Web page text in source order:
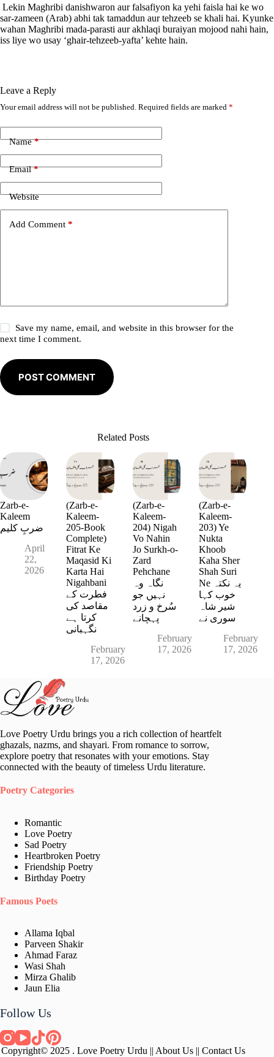
Lekin Maghribi danishwaron aur falsafiyon ka yehi faisla hai ke wo
sar-zameen (Arab) abhi tak tamaddun aur tehzeeb se khali hai. Kyunke
wahan Maghribi mada-parasti aur akhlaqi buraiyan mojood nahi hain,
iss liye wo usay ‘ghair-tehzeeb-yafta’ kehte hain.
Leave a Reply
Your email address will not be published. Required fields are marked *
Name*
Email*
Website
Add Comment *
Save my name, email, and website in this browser for the
next time I comment.
POST COMMENT
A
t
e
t
i
Related Posts
Zarb-e-
Kaleem
ضربِ کلیم
April
22,
2026
(Zarb-e-
Kaleem-
205-Book
Complete)
Fitrat Ke
Maqasid Ki
Karta Hai
Nigahbani
فطرت کے
مقاصد کی
کرتا ہے
نگہبانی
February
17, 2026
(Zarb-e-
Kaleem-
204) Nigah
Vo Nahin
Jo Surkh-o-
Zard
Pehchane
نگاہ وہ
نہیں جو
سُرخ و زرد
پہچانے
February
17, 2026
(Zarb-e-
Kaleem-
203) Ye
Nukta
Khoob
Kaha Sher
Shah Suri
Ne یہ نکتہ
خوب کہا
شیر شاہ
سوری نے
February
17, 2026
Love Poetry Urdu brings you a rich collection of heartfelt
ghazals, nazms, and shayari. From romance to sorrow,
explore poetry that resonates with your emotions. Stay
connected with the beauty of timeless Urdu literature.
Poetry Categories
Romantic
Love Poetry
Sad Poetry
Heartbroken Poetry
Friendship Poetry
Birthday Poetry
Famous Poets
Allama Iqbal
Parveen Shakir
Ahmad Faraz
Wasi Shah
Mirza Ghalib
Jaun Elia​
Follow Us
Copyright© 2025 . Love Poetry Urdu ||About Us ||Contact Us